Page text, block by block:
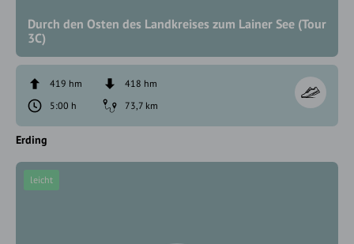
Durch den Osten des Landkreises zum Lainer See (Tour
3C)
419 hm
418 hm
5:00 h
73,7 km
Erding
leicht